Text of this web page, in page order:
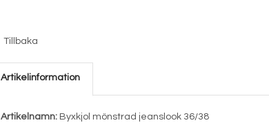
Tillbaka
Artikelinformation
Artikelnamn: Byxkjol mönstrad jeanslook 36/38